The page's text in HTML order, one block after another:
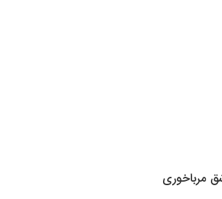
مرباخوری